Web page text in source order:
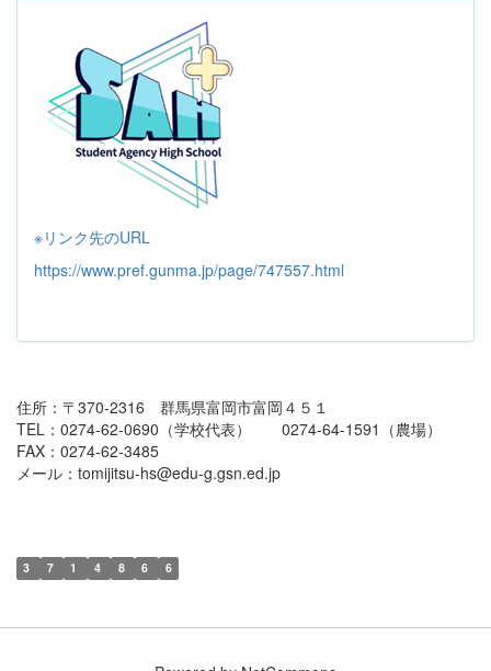
※リンク先のURL
https://www.pref.gunma.jp/page/747557.html
住所：〒370-2316 群馬県富岡市富岡４５１
TEL：0274-62-0690（学校代表） 0274-64-1591（農場）
FAX：0274-62-3485
メール：tomijitsu-hs@edu-g.gsn.ed.jp
3 7 1 4 8 6 6